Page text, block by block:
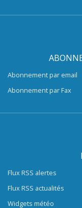
Abonnement par email
Abonnement par Fax
Flux RSS alertes
Flux RSS actualités
Widgets météo